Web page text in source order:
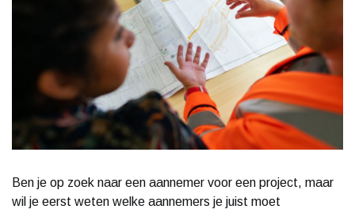
Ben je op zoek naar een aannemer voor een project, maar
wil je eerst weten welke aannemers je juist moet